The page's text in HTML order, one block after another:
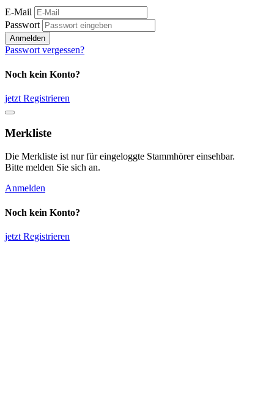
E-Mail
Passwort
Anmelden
Passwort vergessen?
Noch kein Konto?
jetzt Registrieren
Merkliste
Die Merkliste ist nur für eingeloggte Stammhörer einsehbar.
Bitte melden Sie sich an.
Anmelden
Noch kein Konto?
jetzt Registrieren